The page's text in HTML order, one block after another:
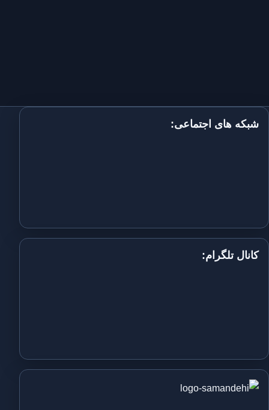
شبکه های اجتماعی:
کانال تلگرام: